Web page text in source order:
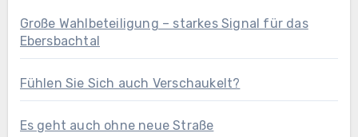
Große Wahlbeteiligung – starkes Signal für das
Ebersbachtal
Fühlen Sie Sich auch Verschaukelt?
Es geht auch ohne neue Straße